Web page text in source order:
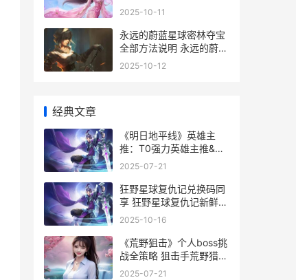
九州哪个公司的
2025-10-11
永远的蔚蓝星球密林夺宝
全部方法说明 永远的蔚蓝
星球55关怎么过
2025-10-12
经典文章
《明日地平线》英雄主
推：T0强力英雄主推&技
能详细解答 明日地平线官
2025-07-21
狂野星球复仇记兑换码同
享 狂野星球复仇记新鲜
2025兑换码锦集 狂野星
2025-10-16
《荒野狙击》个人boss挑
战全策略 狙击手荒野猎杀
电影
2025-07-21